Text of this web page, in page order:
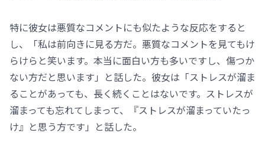
特に彼女は悪質なコメントにも似たような反応をすると
し、「私は前向きに見る方だ。悪質なコメントを見てもけ
らけらと笑います。本当に面白い方も多いですし、傷つか
ない方だと思います」と話した。彼女は「ストレスが溜ま
ることがあっても、長く続くことはないです。ストレスが
溜まっても忘れてしまって、『ストレスが溜まっていたっ
け』と思う方です」と話した。